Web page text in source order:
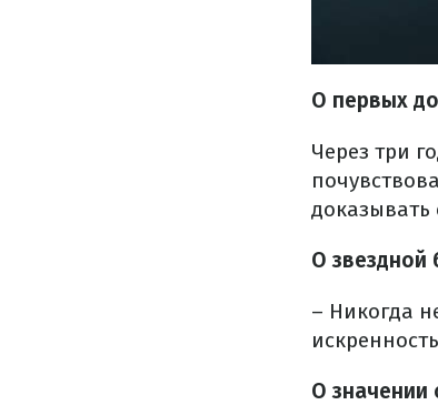
О первых
Через три
доказывать
О звездной
– Никогда
О значении